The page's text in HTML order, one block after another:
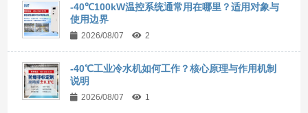
-40℃100kW温控系统通常用在哪里？适用对象与
使用边界
2026/08/07 2
-40℃工业冷水机如何工作？核心原理与作用机制
说明
2026/08/07 1